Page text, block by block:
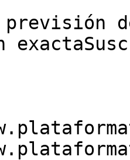
previsión